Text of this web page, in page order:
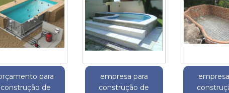
para
construção de
empresa para
construção de